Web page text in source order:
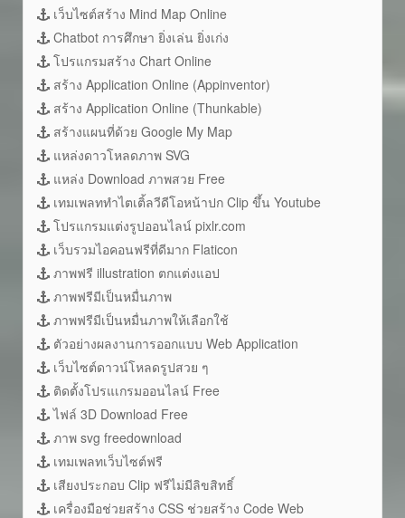
เว็บไซต์สร้าง Mind Map Online
Chatbot การศึกษา ยิ่งเล่น ยิ่งเก่ง
โปรแกรมสร้าง Chart Online
สร้าง Application Online (Appinventor)
สร้าง Application Online (Thunkable)
สร้างแผนที่ด้วย Google My Map
แหล่งดาวโหลดภาพ SVG
แหล่ง Download ภาพสวย Free
เทมเพลททำไตเติ้ลวีดีโอหน้าปก Clip ขึ้น Youtube
โปรแกรมแต่งรูปออนไลน์ pixlr.com
เว็บรวมไอคอนฟรีที่ดีมาก Flaticon
ภาพฟรี illustration ตกแต่งแอป
ภาพฟรีมีเป็นหมื่นภาพ
ภาพฟรีมีเป็นหมื่นภาพให้เลือกใช้
ตัวอย่างผลงานการออกแบบ Web Application
เว็บไซต์ดาวน์โหลดรูปสวย ๆ
ติดตั้งโปรแเกรมออนไลน์ Free
ไฟล์ 3D Download Free
ภาพ svg freedownload
เทมเพลทเว็บไซต์ฟรี
เสียงประกอบ Clip ฟรีไม่มีลิขสิทธิ์
เครื่องมือช่วยสร้าง CSS ช่วยสร้าง Code Web